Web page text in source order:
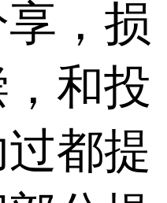
，损
和投
都提